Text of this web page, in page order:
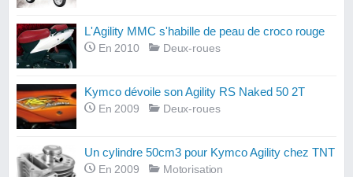
L'Agility MMC s'habille de peau de croco rouge
En 2010 Deux-roues
Kymco dévoile son Agility RS Naked 50 2T
En 2009 Deux-roues
Un cylindre 50cm3 pour Kymco Agility chez TNT
En 2009 Motorisation